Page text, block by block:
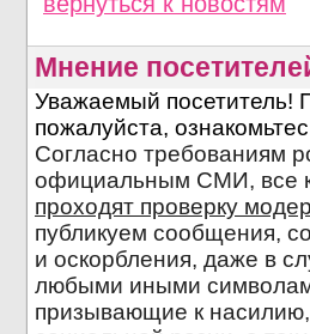
Мнение